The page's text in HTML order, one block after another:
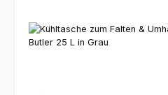
Bildergalerie überspringen